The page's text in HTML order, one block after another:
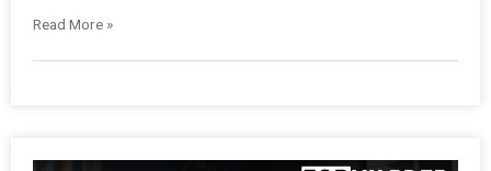
Read More »